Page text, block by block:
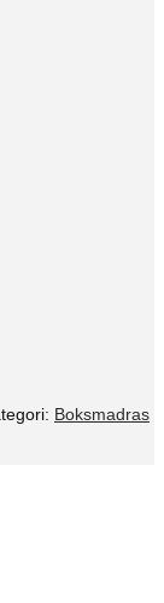
Boksmadras